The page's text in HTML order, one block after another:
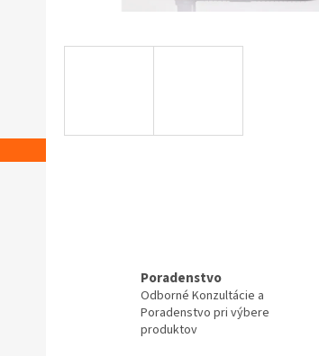
Poradenstvo
Odborné Konzultácie a
Poradenstvo pri výbere
produktov